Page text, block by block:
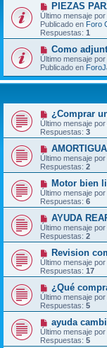
PIEZAS
Último mensaje por
Publicado en Foro
Respuestas: 1
Como
Último mensaje por
Publicado en
¿Comprar
Último mensaje por
Respuestas: 3
Último mensaje por
Respuestas: 2
Motor bien
Último mensaje por
Respuestas: 6
AYUDA
Último mensaje por
Respuestas: 2
Revision
Último mensaje por
Respuestas: 17
¿Qué
Último mensaje por
Respuestas: 5
ayuda
Último mensaje por
Respuestas: 5